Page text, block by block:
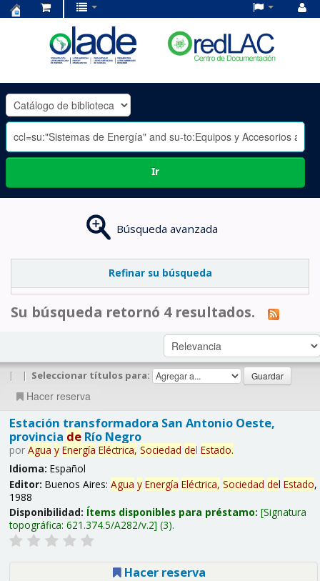
OLADE
-
Ir
Búsqueda avanzada
Refinar su búsqueda
Su búsqueda retornó 4 resultados.
| | Seleccionar títulos para:
Hacer reserva
Estación transformadora San Antonio Oeste,
provincia deRío Negro
por Agua y Energía Eléctrica, Sociedad del Estado.
Idioma: Español
Editor: Buenos Aires: Agua y Energía Eléctrica, Sociedad del Estado,
1988
Disponibilidad: Ítems disponibles para préstamo: Signatura
topográfica: 621.374.5/A282/v.2 (3).
Hacer reserva